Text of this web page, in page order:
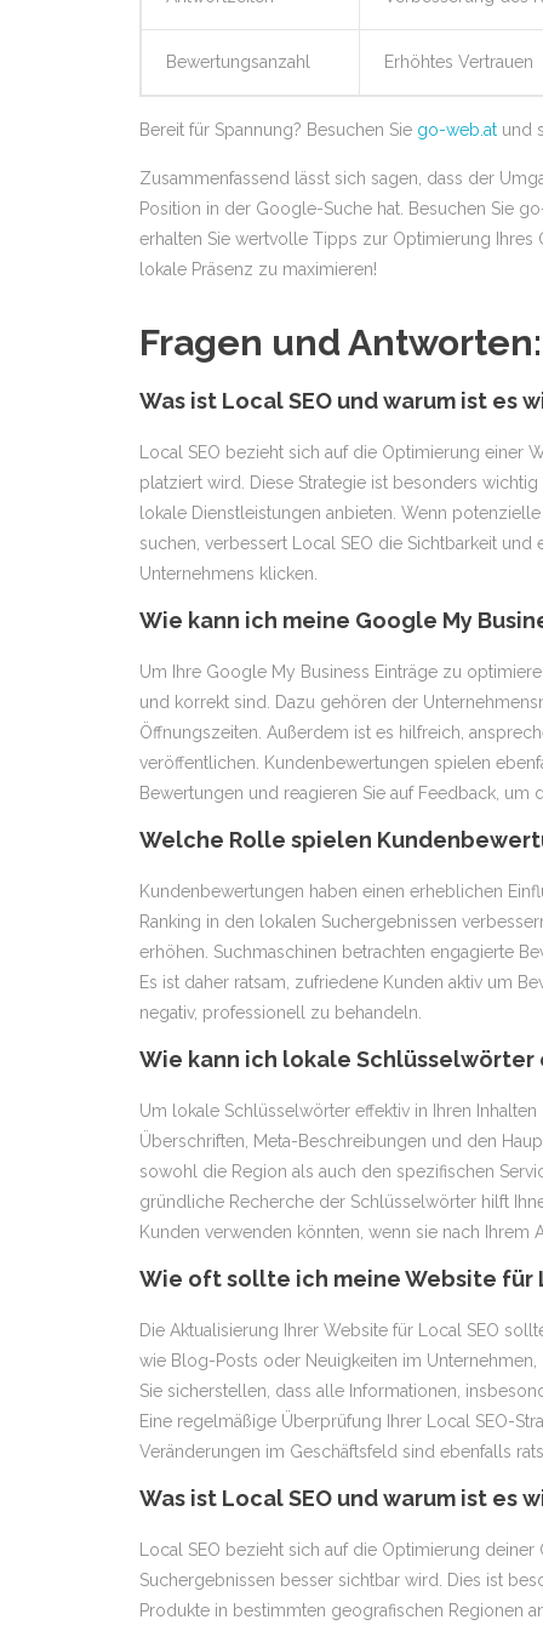
Bewertungsanzahl Erhöhtes Vertrauen
Bereit für Spannung? Besuchen Sie go-web.at und
Zusammenfassend lässt sich sagen, dass der
Position in der Google-Suche hat. Besuchen Sie
erhalten Sie wertvolle Tipps zur Optimierung Ihres
lokale Präsenz zu maximieren!
Fragen und Antworten:
Was ist Local SEO und warum ist es
Local SEO bezieht sich auf die Optimierung einer
platziert wird. Diese Strategie ist besonders
lokale Dienstleistungen anbieten. Wenn
suchen, verbessert Local SEO die Sichtbarkeit
Unternehmens klicken.
Wie kann ich meine Google My
Um Ihre Google My Business Einträge zu
und korrekt sind. Dazu gehören der
Öffnungszeiten. Außerdem ist es hilfreich,
veröffentlichen. Kundenbewertungen spielen
Bewertungen und reagieren Sie auf Feedback,
Welche Rolle spielen
Kundenbewertungen haben einen erheblichen
Ranking in den lokalen Suchergebnissen
erhöhen. Suchmaschinen betrachten engagierte
Es ist daher ratsam, zufriedene Kunden aktiv um
negativ, professionell zu behandeln.
Wie kann ich lokale
Um lokale Schlüsselwörter effektiv in Ihren
Überschriften, Meta-Beschreibungen und den
sowohl die Region als auch den spezifischen
gründliche Recherche der Schlüsselwörter hilft
Kunden verwenden könnten, wenn sie nach Ihrem
Wie oft sollte ich meine Website für
Die Aktualisierung Ihrer Website für Local SEO
wie Blog-Posts oder Neuigkeiten im
Sie sicherstellen, dass alle Informationen,
Eine regelmäßige Überprüfung Ihrer Local SEO-
Veränderungen im Geschäftsfeld sind ebenfalls
Was ist Local SEO und warum ist es
Local SEO bezieht sich auf die Optimierung
Suchergebnissen besser sichtbar wird. Dies ist
Produkte in bestimmten geografischen Regionen